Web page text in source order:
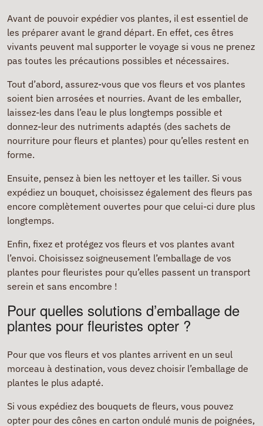
Avant de pouvoir expédier vos plantes, il est essentiel de
les préparer avant le grand départ. En effet, ces êtres
vivants peuvent mal supporter le voyage si vous ne prenez
pas toutes les précautions possibles et nécessaires.
Tout d’abord, assurez-vous que vos fleurs et vos plantes
soient bien arrosées et nourries. Avant de les emballer,
laissez-les dans l’eau le plus longtemps possible et
donnez-leur des nutriments adaptés (des sachets de
nourriture pour fleurs et plantes) pour qu’elles restent en
forme.
Ensuite, pensez à bien les nettoyer et les tailler. Si vous
expédiez un bouquet, choisissez également des fleurs pas
encore complètement ouvertes pour que celui-ci dure plus
longtemps.
Enfin, fixez et protégez vos fleurs et vos plantes avant
l’envoi. Choisissez soigneusement l’emballage de vos
plantes pour fleuristes pour qu’elles passent un transport
serein et sans encombre !
Pour quelles solutions d’emballage de
plantes pour fleuristes opter ?
Pour que vos fleurs et vos plantes arrivent en un seul
morceau à destination, vous devez choisir l’emballage de
plantes le plus adapté.
Si vous expédiez des bouquets de fleurs, vous pouvez
opter pour des cônes en carton ondulé munis de poignées,